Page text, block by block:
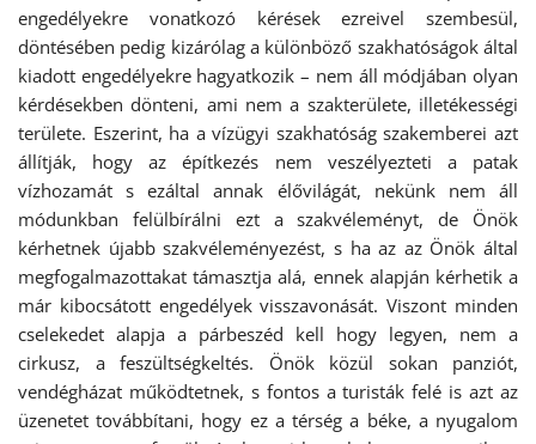
engedélyekre vonatkozó kérések ezreivel szembesül,
döntésében pedig kizárólag a különböző szakhatóságok által
kiadott engedélyekre hagyatkozik – nem áll módjában olyan
kérdésekben dönteni, ami nem a szakterülete, illetékességi
területe. Eszerint, ha a vízügyi szakhatóság szakemberei azt
állítják, hogy az építkezés nem veszélyezteti a patak
vízhozamát s ezáltal annak élővilágát, nekünk nem áll
módunkban felülbírálni ezt a szakvéleményt, de Önök
kérhetnek újabb szakvéleményezést, s ha az az Önök által
megfogalmazottakat támasztja alá, ennek alapján kérhetik a
már kibocsátott engedélyek visszavonását. Viszont minden
cselekedet alapja a párbeszéd kell hogy legyen, nem a
cirkusz, a feszültségkeltés. Önök közül sokan panziót,
vendégházat működtetnek, s fontos a turisták felé is azt az
üzenetet továbbítani, hogy ez a térség a béke, a nyugalom